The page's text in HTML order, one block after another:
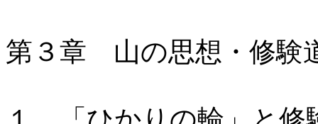
第３章 山の思想・修験